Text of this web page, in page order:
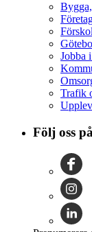
Jobba
Trafik
Följ oss